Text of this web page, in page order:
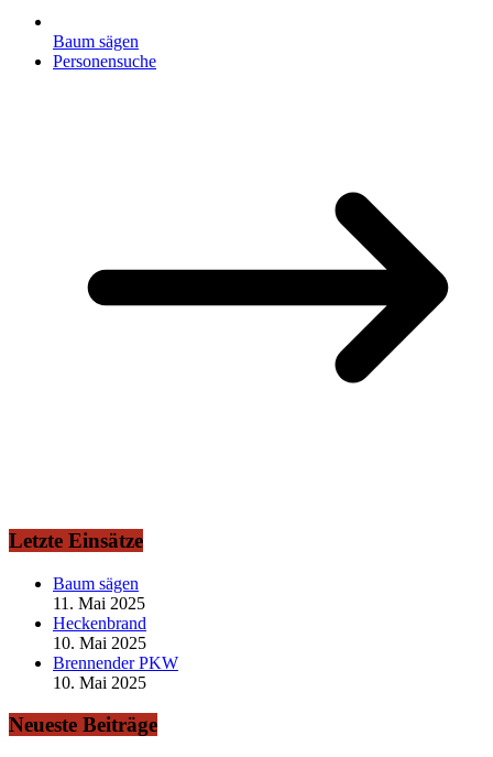
Baum sägen
Personensuche
Letzte Einsätze
Baum sägen
11. Mai 2025
Heckenbrand
10. Mai 2025
Brennender PKW
10. Mai 2025
Neueste Beiträge